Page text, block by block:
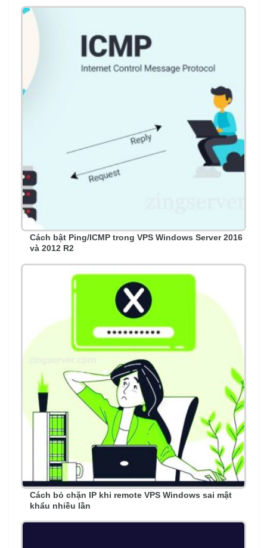
Cách bật Ping/ICMP trong VPS Windows Server 2016
và 2012 R2
Cách bỏ chặn IP khi remote VPS Windows sai mật
khẩu nhiều lần